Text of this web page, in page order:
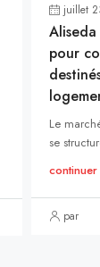
juillet
Aliseda
pour
Le
se
par